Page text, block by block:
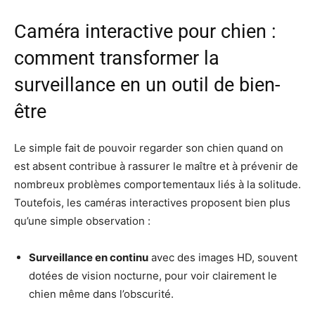
Caméra interactive pour chien :
comment transformer la
surveillance en un outil de bien-
être
Le simple fait de pouvoir regarder son chien quand on
est absent contribue à rassurer le maître et à prévenir de
nombreux problèmes comportementaux liés à la solitude.
Toutefois, les caméras interactives proposent bien plus
qu’une simple observation :
Surveillance en continu avec des images HD, souvent
dotées de vision nocturne, pour voir clairement le
chien même dans l’obscurité.